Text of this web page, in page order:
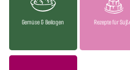
Gemüse & Beilagen Rezepte für